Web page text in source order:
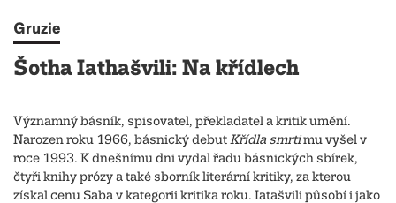
Gruzie
Šotha Iathašvili: Na křídlech
Významný básník, spisovatel, překladatel a kritik umění.
Narozen roku 1966, básnický debut Křídla smrtimu vyšel v
roce 1993. K dnešnímu dni vydal řadu básnických sbírek,
čtyři knihy prózy a také sborník literární kritiky, za kterou
získal cenu Saba v kategorii kritika roku. Iatašvili působí i jako